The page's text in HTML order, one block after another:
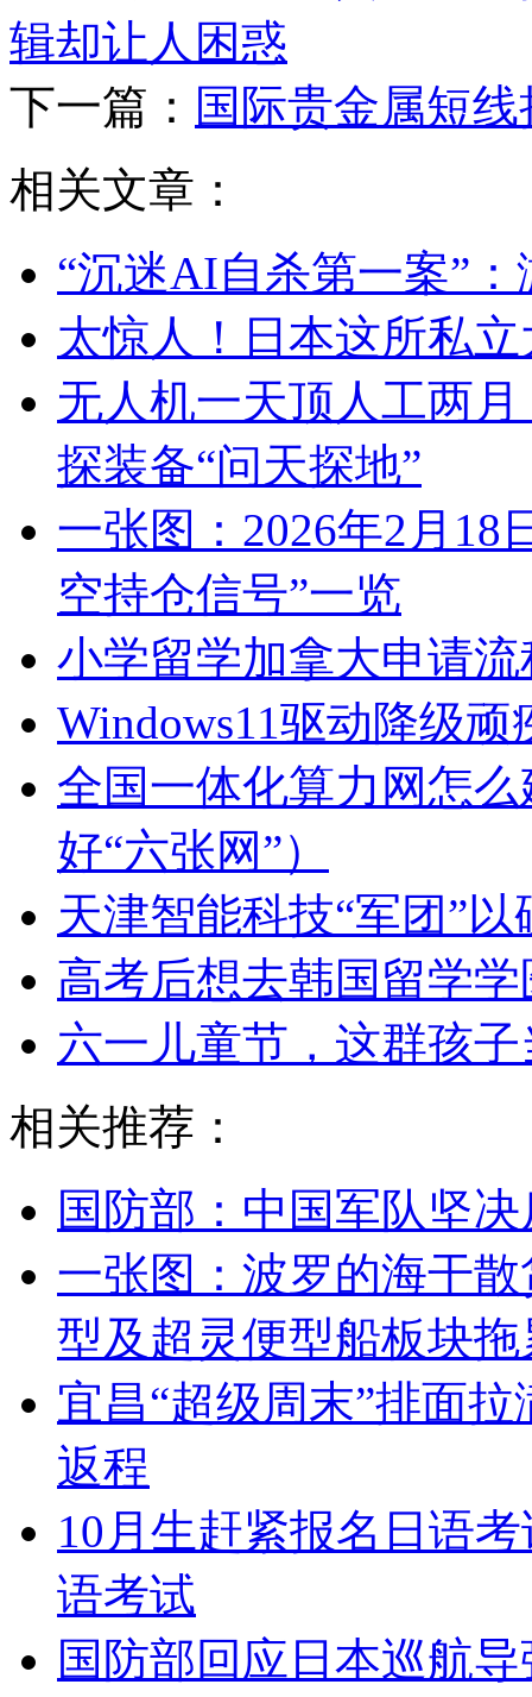
辑却让人困惑
下一篇： 国际贵金属短
相关文章：
“沉迷AI自杀第一案”
太惊人！日本这所私
无人机一天顶人工两
探装备“问天探地”
一张图：2026年2月18
空持仓信号”一览
小学留学加拿大申请
Windows11驱动降级
全国一体化算力网怎
好“六张网”）
天津智能科技“军团”
高考后想去韩国留学
六一儿童节，这群孩
相关推荐：
国防部：中国军队坚
一张图：波罗的海干
型及超灵便型船板块
宜昌“超级周末”排面
返程
10月生赶紧报名日语
语考试
国防部回应日本巡航